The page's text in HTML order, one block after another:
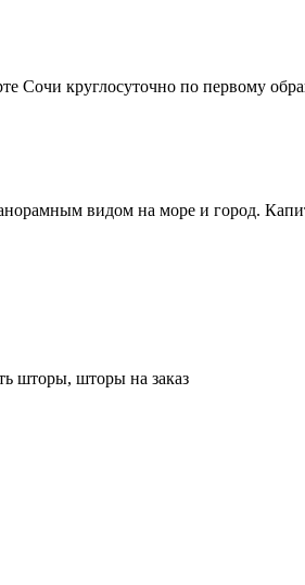
Сочи круглосуточно по первому
видом на море и город.
шторы, шторы на заказ